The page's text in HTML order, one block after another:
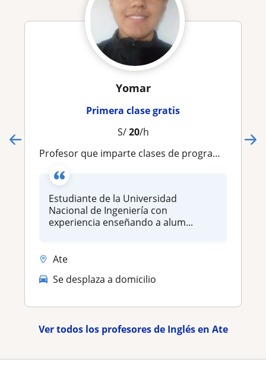
Yomar
Primera clase gratis
S/20/h
Profesor que imparte clases de programación, circuitos analógicos, física y cálculo escolar y universitario
Estudiante de la Universidad
Nacional de Ingeniería con
experiencia enseñando a alum...
Ate
Se desplaza a domicilio
Ver todos los profesores de Inglés en Ate